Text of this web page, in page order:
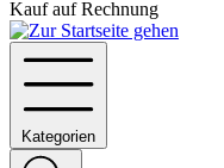
Kauf auf Rechnung
Kategorien